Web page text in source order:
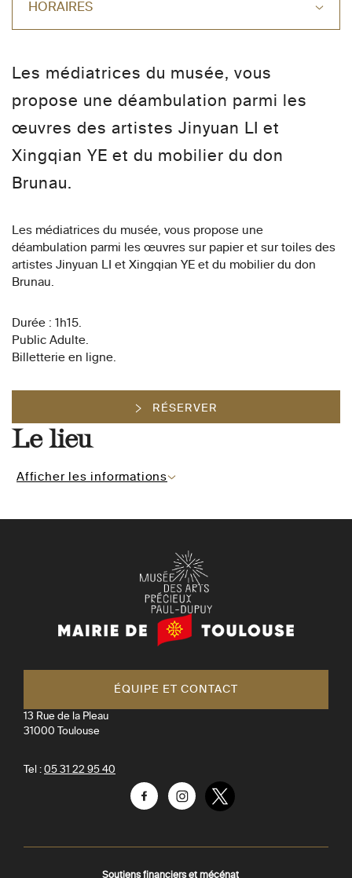
HORAIRES
Les médiatrices du musée, vous
propose une déambulation parmi les
œuvres des artistes Jinyuan LI et
Xingqian YE et du mobilier du don
Brunau.
Les médiatrices du musée, vous propose une
déambulation parmi les œuvres sur papier et sur toiles des
artistes Jinyuan LI et Xingqian YE et du mobilier du don
Brunau.
Durée : 1h15.
Public Adulte.
Billetterie en ligne.
RÉSERVER
Le lieu
Afficher les informations
Mairie
de
ÉQUIPE ET CONTACT
13 Rue de la Pleau
31000
Toulouse
Tel : 05 31 22 95 40
FacebookInstagramTwitter
Soutiens financiers et mécénat